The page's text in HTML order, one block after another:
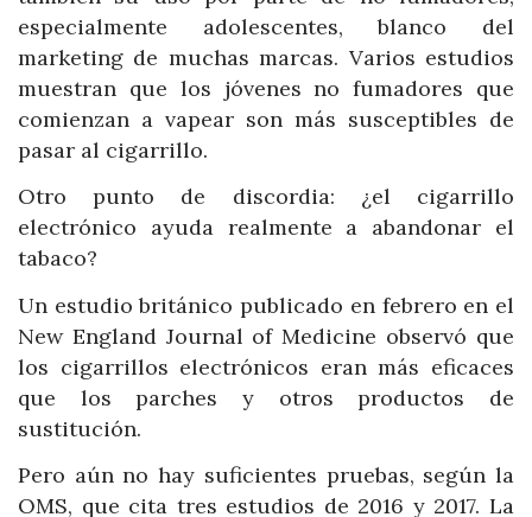
especialmente adolescentes, blanco del
marketing de muchas marcas. Varios estudios
muestran que los jóvenes no fumadores que
comienzan a vapear son más susceptibles de
pasar al cigarrillo.
Otro punto de discordia: ¿el cigarrillo
electrónico ayuda realmente a abandonar el
tabaco?
Un estudio británico publicado en febrero en el
New England Journal of Medicine observó que
los cigarrillos electrónicos eran más eficaces
que los parches y otros productos de
sustitución.
Pero aún no hay suficientes pruebas, según la
OMS, que cita tres estudios de 2016 y 2017. La